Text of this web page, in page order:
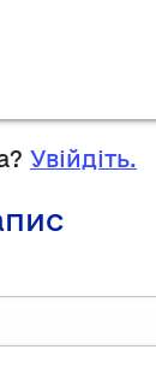
Увійдіть.